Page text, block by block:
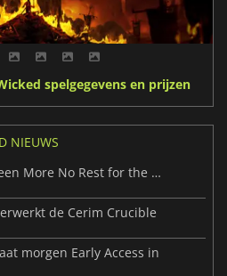
spelgegevens en prijzen
NIEUWS
Nieuw detail onthuld in een More No Rest for the Wicked showcase
de Cerim Crucible
morgen Early Access in